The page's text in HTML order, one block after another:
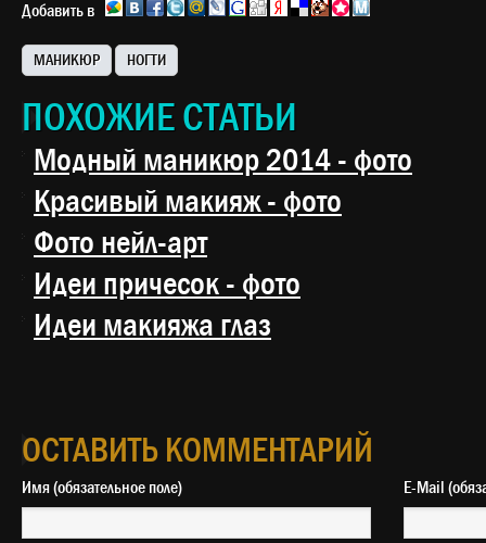
Добавить в
МАНИКЮР НОГТИ
ПОХОЖИЕ СТАТЬИ
Модный маникюр 2014 - фото
Красивый макияж - фото
Фото нейл-арт
Идеи причесок - фото
Идеи макияжа глаз
ОСТАВИТЬ КОММЕНТАРИЙ
Имя (обязательное поле) E-Mail